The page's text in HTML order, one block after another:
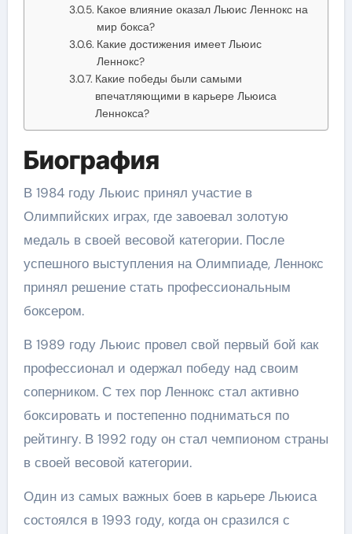
Какое влияние оказал Льюис Леннокс на
мир бокса?
Какие достижения имеет Льюис
Леннокс?
Какие победы были самыми
впечатляющими в карьере Льюиса
Леннокса?
Биография
В 1984 году Льюис принял участие в
Олимпийских играх, где завоевал золотую
медаль в своей весовой категории. После
успешного выступления на Олимпиаде, Леннокс
принял решение стать профессиональным
боксером.
В 1989 году Льюис провел свой первый бой как
профессионал и одержал победу над своим
соперником. С тех пор Леннокс стал активно
боксировать и постепенно подниматься по
рейтингу. В 1992 году он стал чемпионом страны
в своей весовой категории.
Один из самых важных боев в карьере Льюиса
состоялся в 1993 году, когда он сразился с